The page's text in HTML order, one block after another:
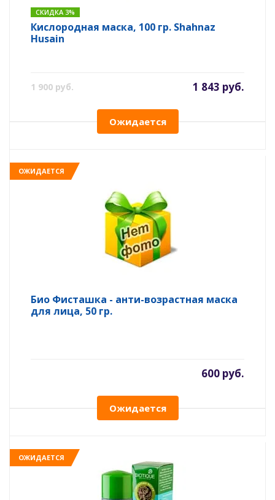
СКИДКА 3%
Кислородная маска, 100 гр. Shahnaz
Husain
1 900 руб. 1 843 руб.
Ожидается
ОЖИДАЕТСЯ
Био Фисташка - анти-возрастная маска
для лица, 50 гр.
600 руб.
Ожидается
ОЖИДАЕТСЯ